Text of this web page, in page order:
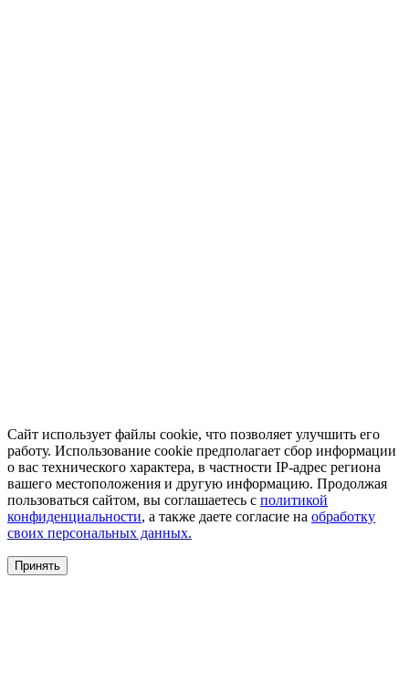
Сайт использует файлы cookie, что позволяет улучшить его
работу. Использование cookie предполагает сбор информации
о вас технического характера, в частности IP-адрес региона
вашего местоположения и другую информацию. Продолжая
пользоваться сайтом, вы соглашаетесь с политикой
конфиденциальности, а также даете согласие на обработку
своих персональных данных.
Принять